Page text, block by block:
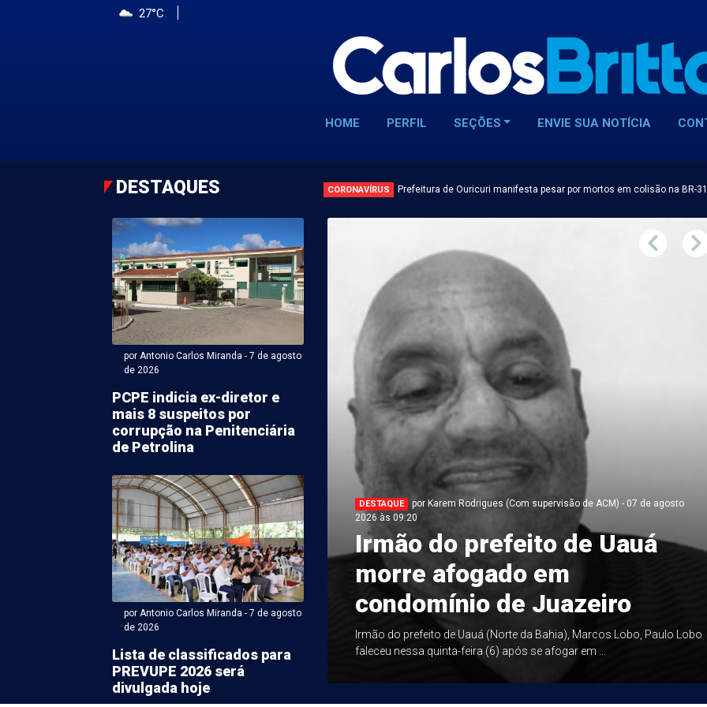
27°C
HOME PERFIL SEÇÕES ENVIE SUA NOTÍCIA
DESTAQUES CORONAVÍRUS Prefeitura de Ouricuri manifesta pesar por mortos em colisão na BR-
por Antonio Carlos Miranda - 7 de agosto
de 2026
PCPE indicia ex-diretor e
mais 8 suspeitos por
corrupção na Penitenciária
de Petrolina
por Antonio Carlos Miranda - 7 de agosto
de 2026
Lista de classificados para
PREVUPE 2026 será
divulgada hoje
Carlos Miranda - 07 de agosto 2026 às 07:15
Lyra descarta
para Mendonça
é nosso
Filho (PL) na disputa para o Senado nas
não deve interferir nos planos ...
DESTAQUE
por Karem Rodrigues (Com supervisão de ACM) - 07 de agosto
2026 às 09:20
Irmão do prefeito de Uauá
morre afogado em
condomínio de Juazeiro
Irmão do prefeito de Uauá (Norte da Bahia), Marcos Lobo, Paulo Lobo
faleceu nessa quinta-feira (6) após se afogar em ...